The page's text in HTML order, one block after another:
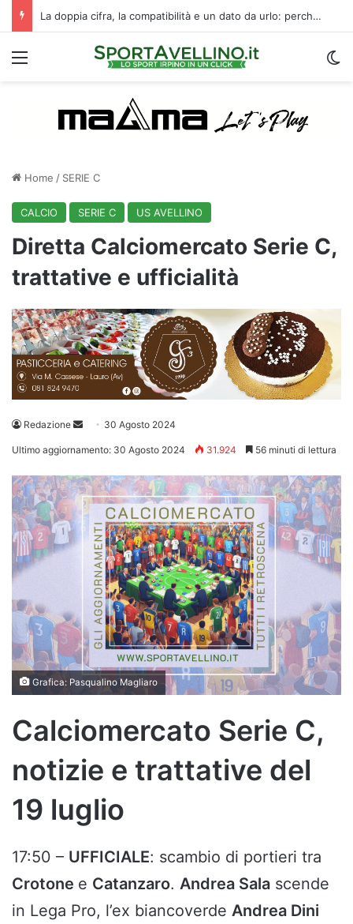
La doppia cifra, la compatibilità e un dato da urlo: perché l’Avellino ha rimesso Biasci al centro del villaggio
Menu
Home / SERIE C
CALCIO SERIE C US AVELLINO
Diretta Calciomercato Serie C,
trattative e ufficialità
Redazione
Invia 30 Agosto 2024
Ultimo aggiornamento: 30 Agosto 2024 31.924 56 minuti di lettura
Grafica: Pasqualino Magliaro
Calciomercato Serie C,
notizie e trattative del
19 luglio
17:50 – UFFICIALE: scambio di portieri tra
Crotone e Catanzaro. Andrea Sala scende
in Lega Pro, l’ex biancoverde Andrea Dini